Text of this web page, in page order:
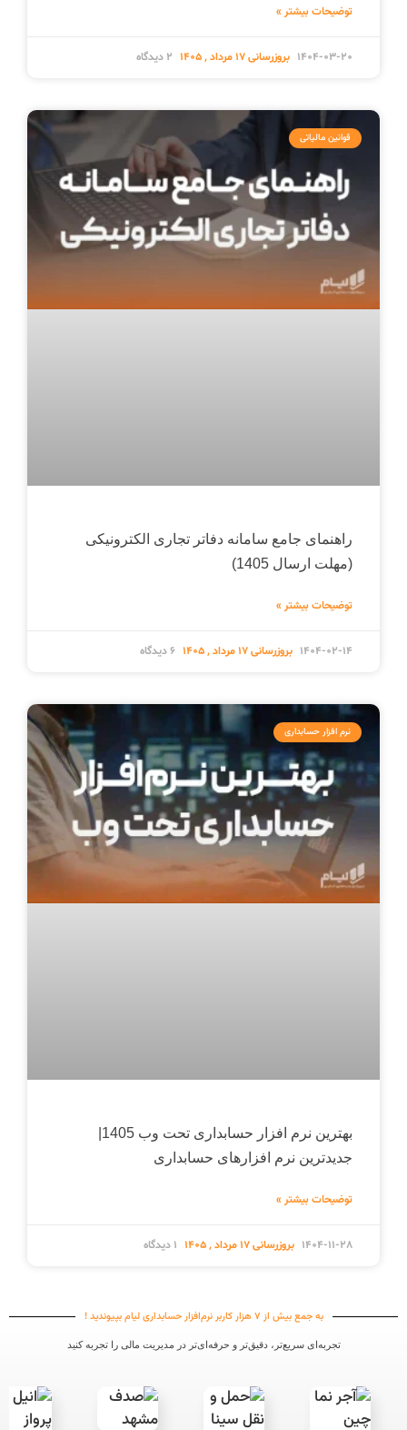
توضیحات بیشتر »
1404-03-20 2 دیدگاه
قوانین مالیاتی
راهنمای جامع سامانه دفاتر تجاری الکترونیکی
(مهلت ارسال 1405)
توضیحات بیشتر »
1404-02-14 6 دیدگاه
نرم افزار حسابداری
جدیدترین نرم افزارهای حسابداری
توضیحات بیشتر »
1404-11-28 1 دیدگاه
به جمع بیش از ۷ هزار کاربر نرم‌افزار حسابداری لیام بپیوندید !
تجربه‌ای سریع‌تر، دقیق‌تر و حرفه‌ای‌تر در مدیریت مالی را تجربه کنید